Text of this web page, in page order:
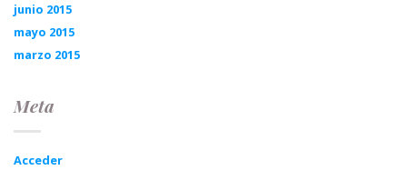
junio 2015
mayo 2015
marzo 2015
Meta
Acceder